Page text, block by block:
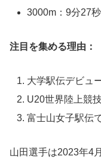
3000m：9分27秒
注目を集める理由：
大学駅伝デビュ
U20世界陸上競
富士山女子駅伝
山田選手は2023年4